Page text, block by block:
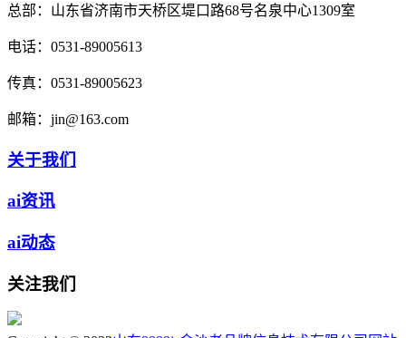
总部： 山东省济南市天桥区堤口路68号名泉中心1309室
电话： 0531-89005613
传真： 0531-89005623
邮箱： jin@163.com
关于我们
ai资讯
ai动态
关注我们